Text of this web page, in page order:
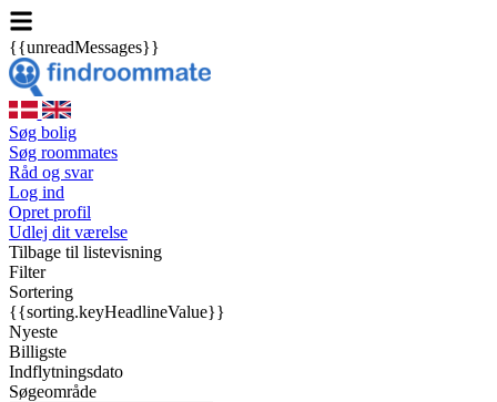
{{unreadMessages}}
Søg bolig
Søg roommates
Råd og svar
Log ind
Opret profil
Udlej dit værelse
Tilbage til listevisning
Filter
Sortering
{{sorting.keyHeadlineValue}}
Nyeste
Billigste
Indflytningsdato
Søgeområde